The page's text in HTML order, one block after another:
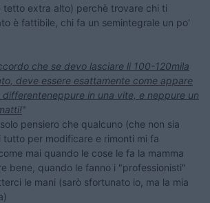
tetto extra alto) perchè trovare chi ti
è fattibile, chi fa un semintegrale un po'
che se devo lasciare li 100-120mila
deve essere esattamente come appare
differenteneppure in una vite, e neppure un
"
pensiero che qualcuno (che non sia
tutto per modificare e rimonti mi fa
mai quando le cose le fa la mamma
bene, quando le fanno i "professionisti"
le mani (sarò sfortunato io, ma la mia